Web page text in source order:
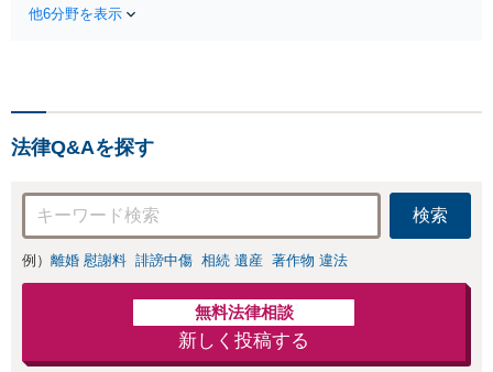
応します！即日対応可能。
他6分野を表示
法律Q&Aを探す
検索
例） 離婚 慰謝料 誹謗中傷 相続 遺産 著作物 違法
無料法律相談
新しく投稿する